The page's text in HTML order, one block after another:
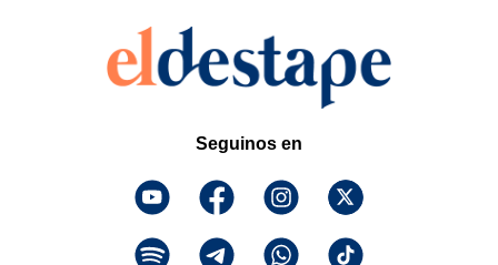
Seguinos en